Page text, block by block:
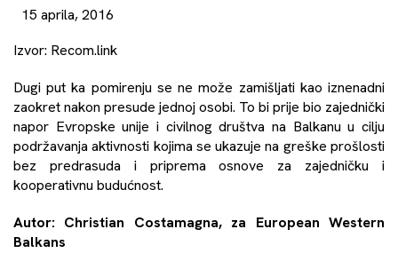
15 aprila, 2016
Izvor: Recom.link
Dugi put ka pomirenju se ne može zamišljati kao iznenadni
zaokret nakon presude jednoj osobi. To bi prije bio zajednički
napor Evropske unije i civilnog društva na Balkanu u cilju
podržavanja aktivnosti kojima se ukazuje na greške prošlosti
bez predrasuda i priprema osnove za zajedničku i
kooperativnu budućnost.
Autor: Christian Costamagna, za European Western
Balkans